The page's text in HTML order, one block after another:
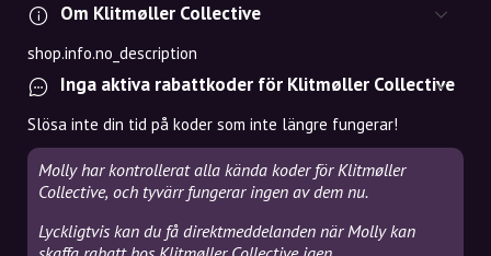
Om Klitmøller Collective
shop.info.no_description
Inga aktiva rabattkoder för Klitmøller Collective
Slösa inte din tid på koder som inte längre fungerar!
Molly har kontrollerat alla kända koder för Klitmøller
Collective, och tyvärr fungerar ingen av dem nu.
Lyckligtvis kan du få direktmeddelanden när Molly kan